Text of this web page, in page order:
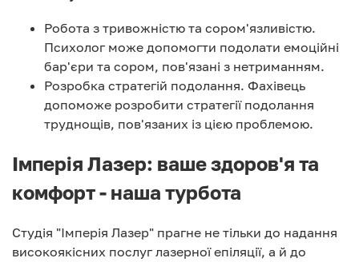
Робота з тривожністю та сором'язливістю.
Психолог може допомогти подолати емоційні
бар'єри та сором, пов'язані з нетриманням.
Розробка стратегій подолання. Фахівець
допоможе розробити стратегії подолання
труднощів, пов'язаних із цією проблемою.
Імперія Лазер: ваше здоров'я та
комфорт - наша турбота
Студія "Імперія Лазер" прагне не тільки до надання
високоякісних послуг лазерної епіляції, а й до